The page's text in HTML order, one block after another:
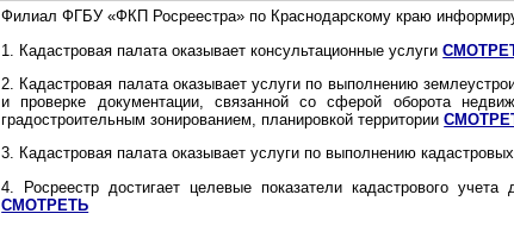
Филиал ФГБУ «ФКП Росреестра» по Краснодарскому краю
1. Кадастровая палата оказывает консультационные услуги
2. Кадастровая палата оказывает услуги по выполнению
и проверке документации, связанной со сферой оборота
градостроительным зонированием, планировкой территории
3. Кадастровая палата оказывает услуги по выполнению
4. Росреестр достигает целевые показатели кадастрового
СМОТРЕТЬ